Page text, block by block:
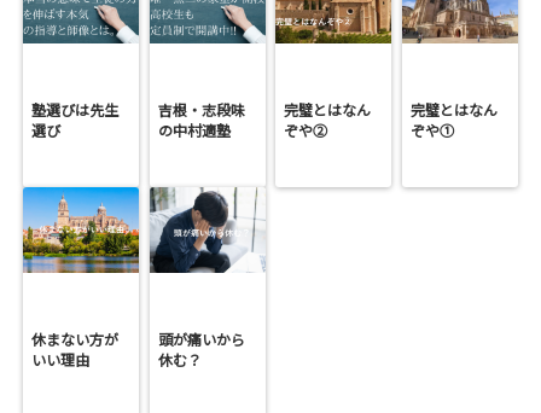
塾選びは先生
選び
吉根・志段味
の中村適塾
完璧とはなん
ぞや②
完璧とはなん
ぞや①
休まない方が
いい理由
頭が痛いから
休む？